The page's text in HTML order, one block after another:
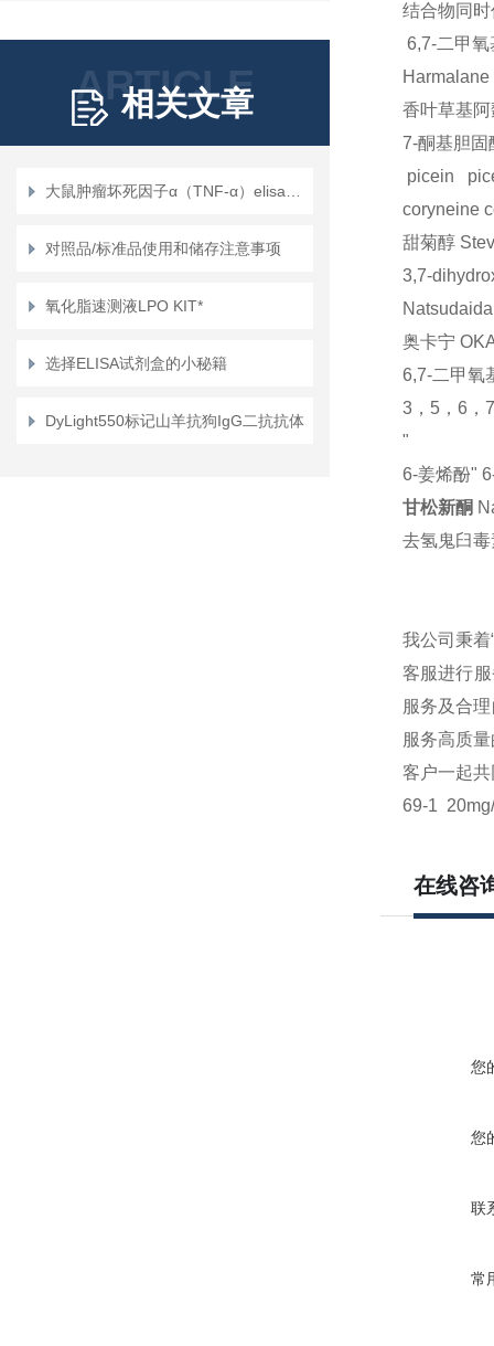
ARTICLE
相关文章
对照品/标准品使用和储存注意事项
氧化脂速测液LPO KIT*
选择ELISA试剂盒的小秘籍
DyLight550标记山羊抗狗IgG二抗抗体
结合物同
6,7-二甲
Harmalane
香叶草基
7-酮基胆
picein
coryneine
甜菊醇
3,7-
奥卡宁
6,7-二甲氧
3，5，6，
"
6-姜烯酚"
甘松新酮
去氢鬼臼毒
我公司秉
客服进行
服务及合
服务高质
客户一起
69-1
在线咨
您
您
联
常